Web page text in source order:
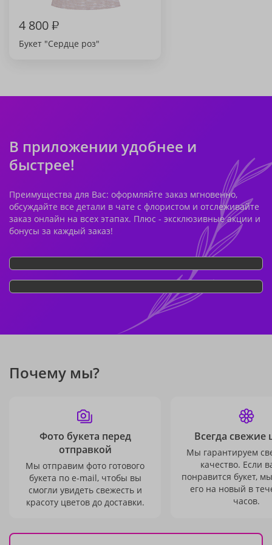
4 800₽
Букет "Сердце роз"
В приложении удобнее и
быстрее!
Преимущества для Вас: оформляйте заказ мгновенно,
обсуждайте все детали в чате с флористом и отслеживайте
заказ онлайн на всех этапах. Плюс - эксклюзивные акции и
бонусы за каждый заказ!
Почему мы?
Фото букета перед
отправкой
Мы отправим фото готового
букета по e-mail, чтобы вы
смогли увидеть свежесть и
красоту цветов до доставки.
Всегда свежие
Мы гарантируем
качество. Если
понравится букет,
его на новый в
часов.